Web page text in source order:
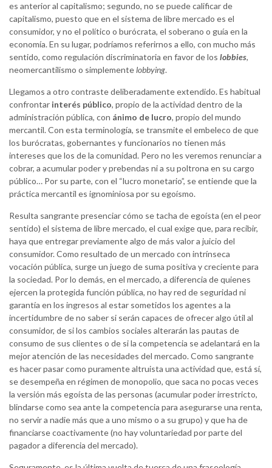
es anterior al capitalismo; segundo, no se puede calificar de
capitalismo, puesto que en el sistema de libre mercado es el
consumidor, y no el político o burócrata, el soberano o guía en la
economía. En su lugar, podríamos referirnos a ello, con mucho más
sentido, como regulación discriminatoria en favor de los lobbies,
neomercantilismo o simplementelobbying.
Llegamos a otro contraste deliberadamente extendido. Es habitual
confrontar interés público, propio de la actividad dentro de la
administración pública, con ánimo de lucro, propio del mundo
mercantil. Con esta terminología, se transmite el embeleco de que
los burócratas, gobernantes y funcionarios no tienen más
intereses que los de la comunidad. Pero no les veremos renunciar a
cobrar, a acumular poder y prebendas ni a su poltrona en su cargo
público… Por su parte, con el “lucro monetario”, se entiende que la
práctica mercantil es ignominiosa por su egoísmo.
Resulta sangrante presenciar cómo se tacha de egoísta (en el peor
sentido) el sistema de libre mercado, el cual exige que, para recibir,
haya que entregar previamente algo de más valor a juicio del
consumidor. Como resultado de un mercado con intrínseca
vocación pública, surge un juego de suma positiva y creciente para
la sociedad. Por lo demás, en el mercado, a diferencia de quienes
ejercen la protegida función pública, no hay red de seguridad ni
garantía en los ingresos al estar sometidos los agentes a la
incertidumbre de no saber si serán capaces de ofrecer algo útil al
consumidor, de si los cambios sociales alterarán las pautas de
consumo de sus clientes o de si la competencia se adelantará en la
mejor atención de las necesidades del mercado. Como sangrante
es hacer pasar como puramente altruista una actividad que, está sí,
se desempeña en régimen de monopolio, que saca no pocas veces
la versión más egoísta de las personas (acumular poder irrestricto,
blindarse como sea ante la competencia para asegurarse una renta,
no servir a nadie más que a uno mismo o a su grupo) y que ha de
financiarse coactivamente (no hay voluntariedad por parte del
pagador a diferencia del mercado).